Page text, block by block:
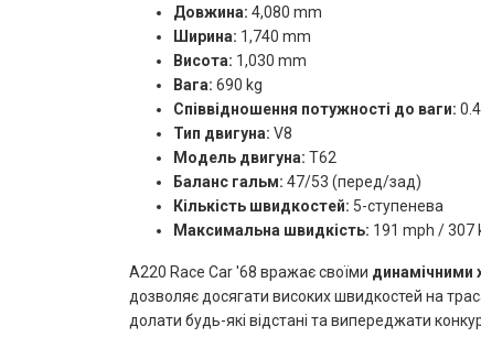
Довжина: 4,080 mm
Ширина: 1,740 mm
Висота: 1,030 mm
Вага: 690 kg
Співвідношення потужності до ваги:
Тип двигуна: V8
Модель двигуна: T62
Баланс гальм: 47/53 (перед/зад)
Кількість швидкостей: 5-ступенева
Максимальна швидкість: 191 mph / 307
A220 Race Car '68 вражає своїми динамічними
дозволяє досягати високих швидкостей на
долати будь-які відстані та випереджати